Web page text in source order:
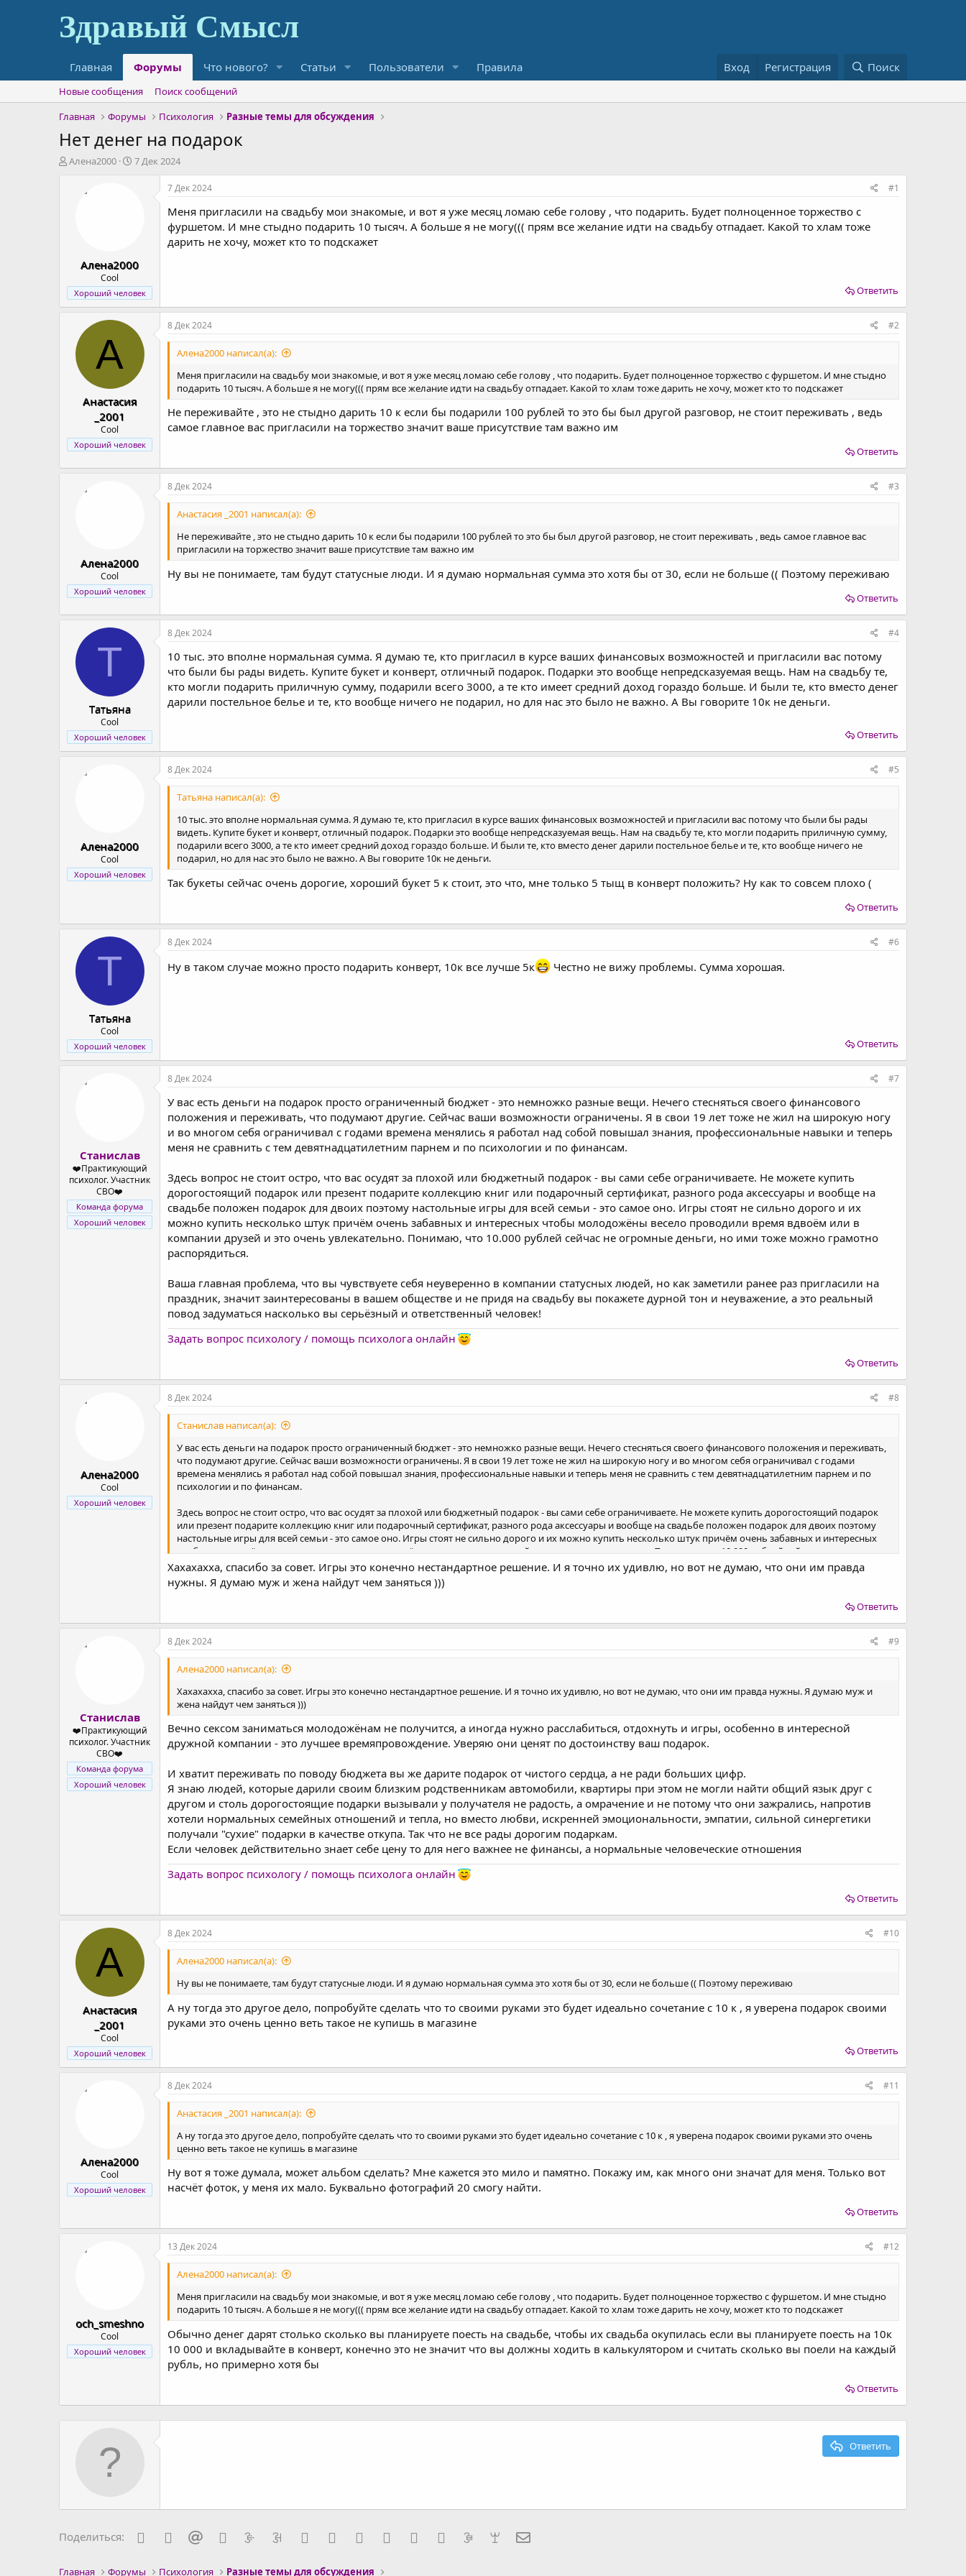
Главная Форумы Что нового? Статьи Пользователи Правила Вход Регистрация Поиск
Новые сообщения
Поиск сообщений
Главная
Форумы Психология Разные темы для обсуждения
Нет денег на подарок
А
Алена2000
Д
л
7 Дек 2024
Алена2000
Cool
Хороший человек
7 Дек 2024 #1
Меня пригласили на свадьбу мои знакомые, и вот я уже месяц ломаю себе голову , что подарить. Будет полноценное торжество с
фуршетом. И мне стыдно подарить 10 тысяч. А больше я не могу((( прям все желание идти на свадьбу отпадает. Какой то хлам тоже
дарить не хочу, может кто то подскажет
Ответить
А
Анастасия
_2001
Cool
Хороший человек
8 Дек 2024 #2
Алена2000 написал(а):
Меня пригласили на свадьбу мои знакомые, и вот я уже месяц ломаю себе голову , что подарить. Будет полноценное торжество с фуршетом. И мне стыдно
подарить 10 тысяч. А больше я не могу((( прям все желание идти на свадьбу отпадает. Какой то хлам тоже дарить не хочу, может кто то подскажет
Не переживайте , это не стыдно дарить 10 к если бы подарили 100 рублей то это бы был другой разговор, не стоит переживать , ведь
самое главное вас пригласили на торжество значит ваше присутствие там важно им
Ответить
Алена2000
Cool
Хороший человек
8 Дек 2024 #3
Анастасия _2001 написал(а):
Не переживайте , это не стыдно дарить 10 к если бы подарили 100 рублей то это бы был другой разговор, не стоит переживать , ведь самое главное вас
пригласили на торжество значит ваше присутствие там важно им
Ну вы не понимаете, там будут статусные люди. И я думаю нормальная сумма это хотя бы от 30, если не больше (( Поэтому переживаю
Ответить
T
Tатьяна
Cool
Хороший человек
8 Дек 2024 #4
10 тыс. это вполне нормальная сумма. Я думаю те, кто пригласил в курсе ваших финансовых возможностей и пригласили вас потому
что были бы рады видеть. Купите букет и конверт, отличный подарок. Подарки это вообще непредсказуемая вещь. Нам на свадьбу те,
кто могли подарить приличную сумму, подарили всего 3000, а те кто имеет средний доход гораздо больше. И были те, кто вместо денег
дарили постельное белье и те, кто вообще ничего не подарил, но для нас это было не важно. А Вы говорите 10к не деньги.
Ответить
Алена2000
Cool
Хороший человек
8 Дек 2024 #5
Tатьяна написал(а):
10 тыс. это вполне нормальная сумма. Я думаю те, кто пригласил в курсе ваших финансовых возможностей и пригласили вас потому что были бы рады
видеть. Купите букет и конверт, отличный подарок. Подарки это вообще непредсказуемая вещь. Нам на свадьбу те, кто могли подарить приличную сумму,
подарили всего 3000, а те кто имеет средний доход гораздо больше. И были те, кто вместо денег дарили постельное белье и те, кто вообще ничего не
подарил, но для нас это было не важно. А Вы говорите 10к не деньги.
Так букеты сейчас очень дорогие, хороший букет 5 к стоит, это что, мне только 5 тыщ в конверт положить? Ну как то совсем плохо (
Ответить
T
Tатьяна
Cool
Хороший человек
8 Дек 2024 #6
Ну в таком случае можно просто подарить конверт, 10к все лучше 5к Честно не вижу проблемы. Сумма хорошая.
Ответить
Станислав
❤️Практикующий
психолог. Участник
СВО❤️
Команда форума
Хороший человек
8 Дек 2024 #7
У вас есть деньги на подарок просто ограниченный бюджет - это немножко разные вещи. Нечего стесняться своего финансового
положения и переживать, что подумают другие. Сейчас ваши возможности ограничены. Я в свои 19 лет тоже не жил на широкую ногу
и во многом себя ограничивал с годами времена менялись я работал над собой повышал знания, профессиональные навыки и теперь
меня не сравнить с тем девятнадцатилетним парнем и по психологии и по финансам.
Здесь вопрос не стоит остро, что вас осудят за плохой или бюджетный подарок - вы сами себе ограничиваете. Не можете купить
дорогостоящий подарок или презент подарите коллекцию книг или подарочный сертификат, разного рода аксессуары и вообще на
свадьбе положен подарок для двоих поэтому настольные игры для всей семьи - это самое оно. Игры стоят не сильно дорого и их
можно купить несколько штук причём очень забавных и интересных чтобы молодожёны весело проводили время вдвоём или в
компании друзей и это очень увлекательно. Понимаю, что 10.000 рублей сейчас не огромные деньги, но ими тоже можно грамотно
распорядиться.
Ваша главная проблема, что вы чувствуете себя неуверенно в компании статусных людей, но как заметили ранее раз пригласили на
праздник, значит заинтересованы в вашем обществе и не придя на свадьбу вы покажете дурной тон и неуважение, а это реальный
повод задуматься насколько вы серьёзный и ответственный человек!
Задать вопрос психологу / помощь психолога онлайн
Ответить
Алена2000
Cool
Хороший человек
8 Дек 2024 #8
Станислав написал(а):
У вас есть деньги на подарок просто ограниченный бюджет - это немножко разные вещи. Нечего стесняться своего финансового положения и переживать,
что подумают другие. Сейчас ваши возможности ограничены. Я в свои 19 лет тоже не жил на широкую ногу и во многом себя ограничивал с годами
времена менялись я работал над собой повышал знания, профессиональные навыки и теперь меня не сравнить с тем девятнадцатилетним парнем и по
психологии и по финансам.
Здесь вопрос не стоит остро, что вас осудят за плохой или бюджетный подарок - вы сами себе ограничиваете. Не можете купить дорогостоящий подарок
или презент подарите коллекцию книг или подарочный сертификат, разного рода аксессуары и вообще на свадьбе положен подарок для двоих поэтому
настольные игры для всей семьи - это самое оно. Игры стоят не сильно дорого и их можно купить несколько штук причём очень забавных и интересных
чтобы молодожёны весело проводили время вдвоём или в компании друзей и это очень увлекательно. Понимаю, что 10.000 рублей сейчас не огромные
деньги, но ими тоже можно грамотно распорядиться.
Ваша главная проблема, что вы чувствуете себя неуверенно в компании статусных людей, но как заметили ранее раз пригласили на праздник, значит
Хахахахха, спасибо за совет. Игры это конечно нестандартное решение. И я точно их удивлю, но вот не думаю, что они им правда
нужны. Я думаю муж и жена найдут чем заняться )))
Ответить
Станислав
❤️Практикующий
психолог. Участник
СВО❤️
Команда форума
Хороший человек
8 Дек 2024 #9
Алена2000 написал(а):
Хахахахха, спасибо за совет. Игры это конечно нестандартное решение. И я точно их удивлю, но вот не думаю, что они им правда нужны. Я думаю муж и
жена найдут чем заняться )))
Вечно сексом заниматься молодожёнам не получится, а иногда нужно расслабиться, отдохнуть и игры, особенно в интересной
дружной компании - это лучшее времяпровождение. Уверяю они ценят по достоинству ваш подарок.
И хватит переживать по поводу бюджета вы же дарите подарок от чистого сердца, а не ради больших цифр.
Я знаю людей, которые дарили своим близким родственникам автомобили, квартиры при этом не могли найти общий язык друг с
другом и столь дорогостоящие подарки вызывали у получателя не радость, а омрачение и не потому что они зажрались, напротив
хотели нормальных семейных отношений и тепла, но вместо любви, искренней эмоциональности, эмпатии, сильной синергетики
получали "сухие" подарки в качестве откупа. Так что не все рады дорогим подаркам.
Если человек действительно знает себе цену то для него важнее не финансы, а нормальные человеческие отношения
Задать вопрос психологу / помощь психолога онлайн
Ответить
А
Анастасия
_2001
Cool
Хороший человек
8 Дек 2024 #10
Алена2000 написал(а):
Ну вы не понимаете, там будут статусные люди. И я думаю нормальная сумма это хотя бы от 30, если не больше (( Поэтому переживаю
А ну тогда это другое дело, попробуйте сделать что то своими руками это будет идеально сочетание с 10 к , я уверена подарок своими
руками это очень ценно веть такое не купишь в магазине
Ответить
Алена2000
Cool
Хороший человек
8 Дек 2024 #11
Анастасия _2001 написал(а):
А ну тогда это другое дело, попробуйте сделать что то своими руками это будет идеально сочетание с 10 к , я уверена подарок своими руками это очень
ценно веть такое не купишь в магазине
Ну вот я тоже думала, может альбом сделать? Мне кажется это мило и памятно. Покажу им, как много они значат для меня. Только вот
насчёт фоток, у меня их мало. Буквально фотографий 20 смогу найти.
Ответить
och_smeshno
Cool
Хороший человек
13 Дек 2024 #12
Алена2000 написал(а):
Меня пригласили на свадьбу мои знакомые, и вот я уже месяц ломаю себе голову , что подарить. Будет полноценное торжество с фуршетом. И мне стыдно
подарить 10 тысяч. А больше я не могу((( прям все желание идти на свадьбу отпадает. Какой то хлам тоже дарить не хочу, может кто то подскажет
Обычно денег дарят столько сколько вы планируете поесть на свадьбе, чтобы их свадьба окупилась если вы планируете поесть на 10к
10 000 и вкладывайте в конверт, конечно это не значит что вы должны ходить в калькулятором и считать сколько вы поели на каждый
рубль, но примерно хотя бы
Ответить
Ответить
Поделиться: VkontakteOdnoklassniki
Mail.ru BloggerLiveinternetLivejournalFacebook
Twitter WhatsAppTelegram
Viber Skype Gmail yahoomail
Главная Форумы Психология Разные темы для обсуждения